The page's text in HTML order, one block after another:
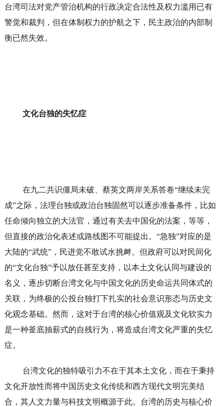
台湾司法对党产管治机构的行政决定合法性及权力滥用已有
警觉和裁判，但在体制权力的护航之下，民主政治的内部制
衡已然失效。
文化台独的失忆症
在九二共识僵局未破、蔡英文两岸关系答卷“继续未完
成”之际，法理台独或政治台独固然可以逐步准备条件，比如
任命倾向独立的大法官，通过有关去中国化的法案，等等，
但直接的政治化表述或路线图不可能提出。“急独”对应的是
大陆的“武统”，民进党不敢试水挑衅。但政府可以对民间化
的“文化台独”予以放任甚至支持，以本土文化认同与建设的
名义，逐步切断台湾文化与中国文化的历史命运共同体式的
关联，为终极的公投台独打下扎实的社会意识形态与历史文
化观念基础。然而，这对于台湾的核心价值观及文化软实力
是一种釜底抽薪式的自残行为，将造成台湾文化严重的失忆
症。
台湾文化的独特吸引力不在于其本土文化，而在于秉持
文化开放性而将中国历史文化传统和西方现代文明完美结
合，其人文力量与科技文明概源于此。台湾的历史与核心价